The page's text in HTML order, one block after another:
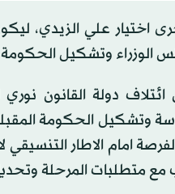
اختيار علي الزيدي،
وتشكيل الحكومة
دولة القانون نوري
وتشكيل الحكومة
امام الاطار
متطلبات المرحلة